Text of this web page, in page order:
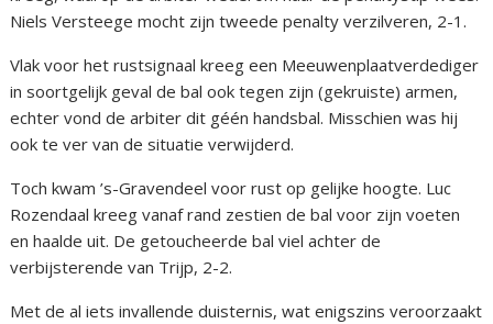
Niels Versteege mocht zijn tweede penalty verzilveren, 2-1.
Vlak voor het rustsignaal kreeg een Meeuwenplaatverdediger
in soortgelijk geval de bal ook tegen zijn (gekruiste) armen,
echter vond de arbiter dit géén handsbal. Misschien was hij
ook te ver van de situatie verwijderd.
Toch kwam ’s-Gravendeel voor rust op gelijke hoogte. Luc
Rozendaal kreeg vanaf rand zestien de bal voor zijn voeten
en haalde uit. De getoucheerde bal viel achter de
verbijsterende van Trijp, 2-2.
Met de al iets invallende duisternis, wat enigszins veroorzaakt